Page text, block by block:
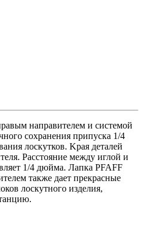
направителем и системой
сохранения припуска 1/4
лоскутков. Kрая деталей
Расстояние между иглой и
1/4 дюйма. Лапка PFAFF
также дает прекрасные
лоскутного изделия,